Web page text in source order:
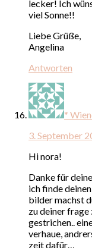
lecker! Ich
viel Sonne!!
Liebe Grüße,
Angelina
Antworten
*
3. September
Hi nora!
Danke für
ich finde
bilder machst
zu deiner frage
gestrichen..
verhaue,
zeit dafür…